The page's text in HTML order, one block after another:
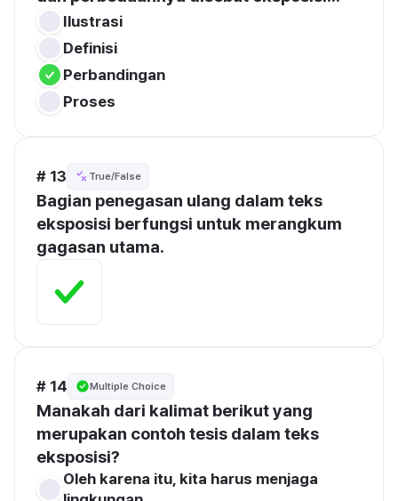
Ilustrasi
Definisi
Perbandingan
Proses
# 13 True/False
Bagian penegasan ulang dalam teks
eksposisi berfungsi untuk merangkum
gagasan utama.
# 14 Multiple Choice
Manakah dari kalimat berikut yang
merupakan contoh tesis dalam teks
eksposisi?
Oleh karena itu, kita harus menjaga